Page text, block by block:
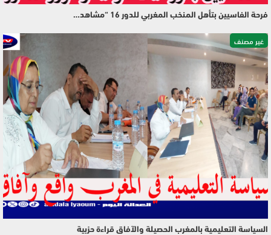
فرحة الفاسيين بتأهل المنخب المغربي للدور 16 “مشاهد…
غير مصنف
السياسة التعليمية بالمغرب الحصيلة والآفاق قراءة حزبية